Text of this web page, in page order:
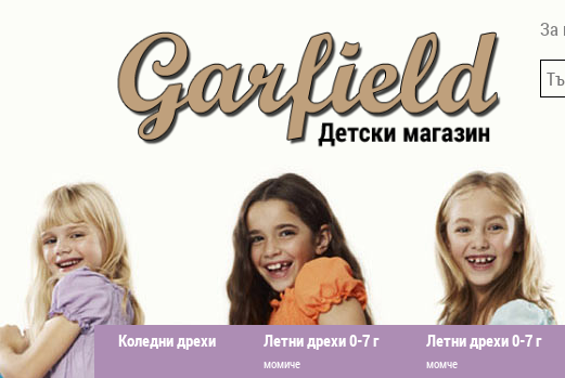
За
Коледни дрехи Летни дрехи 0-7 г
момиче
Летни дрехи 0-7 г
момче